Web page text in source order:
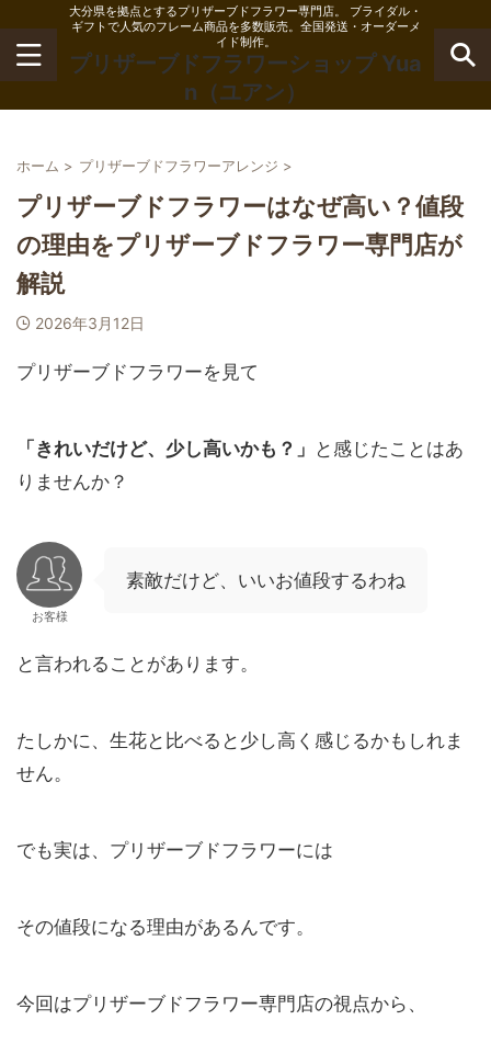
大分県を拠点とするプリザーブドフラワー専門店。 ブライダル・
ギフトで人気のフレーム商品を多数販売。全国発送・オーダーメ
イド制作。
プリザーブドフラワーショップ Yua
n（ユアン）
ホーム > プリザーブドフラワーアレンジ >
プリザーブドフラワーはなぜ高い？値段
の理由をプリザーブドフラワー専門店が
解説
2026年3月12日
プリザーブドフラワーを見て
「きれいだけど、少し高いかも？」 と感じたことはあ
りませんか？
お客様
素敵だけど、いいお値段するわね
と言われることがあります。
たしかに、生花と比べると少し高く感じるかもしれま
せん。
でも実は、プリザーブドフラワーには
その値段になる理由があるんです。
今回はプリザーブドフラワー専門店の視点から、